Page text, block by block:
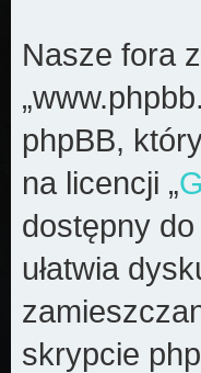
Nasze fora
phpBB,
na licencji „
dostępny
ułatwia
skrypcie